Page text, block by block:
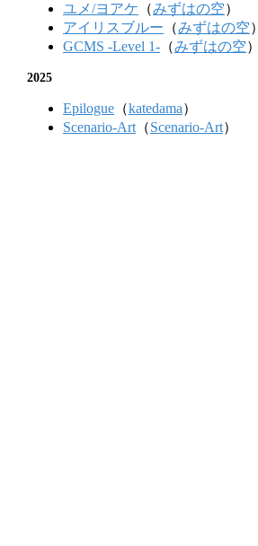
ユメ/ヨアケ （みずはの空）
アイリスブルー （みずはの空）
GCMS -Level 1- （みずはの空）
2025
Epilogue （katedama）
Scenario-Art （Scenario-Art）